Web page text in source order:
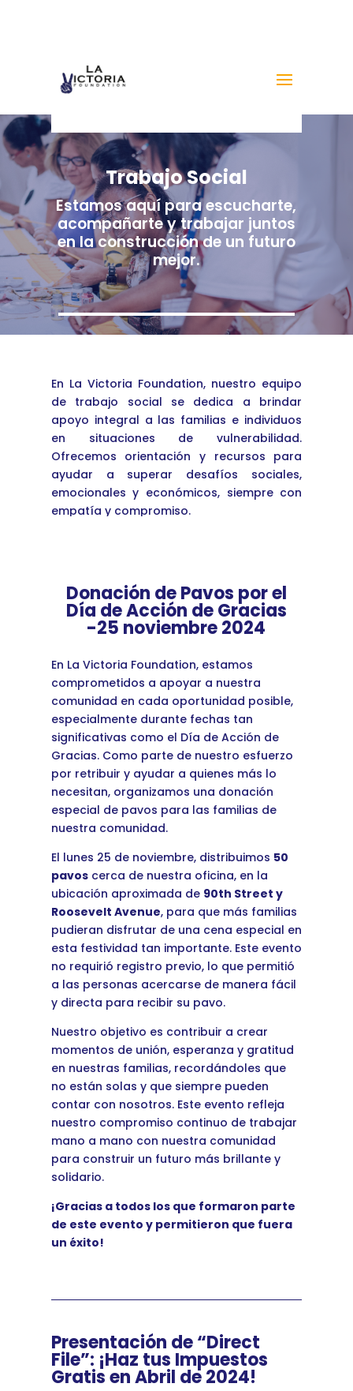
Trabajo Social
Estamos aquí para escucharte,
acompañarte y trabajar juntos
en la construcción de un futuro
mejor.
En La Victoria Foundation, nuestro equipo
de trabajo social se dedica a brindar
apoyo integral a las familias e individuos
en situaciones de vulnerabilidad.
Ofrecemos orientación y recursos para
ayudar a superar desafíos sociales,
emocionales y económicos, siempre con
empatía y compromiso.
Donación de Pavos por el
Día de Acción de Gracias
-25 noviembre 2024
En La Victoria Foundation, estamos
comprometidos a apoyar a nuestra
comunidad en cada oportunidad posible,
especialmente durante fechas tan
significativas como el Día de Acción de
Gracias. Como parte de nuestro esfuerzo
por retribuir y ayudar a quienes más lo
necesitan, organizamos una donación
especial de pavos para las familias de
nuestra comunidad.
El lunes 25 de noviembre, distribuimos 50
pavoscerca de nuestra oficina, en la
ubicación aproximada de 90th Street y
Roosevelt Avenue, para que más familias
pudieran disfrutar de una cena especial en
esta festividad tan importante. Este evento
no requirió registro previo, lo que permitió
a las personas acercarse de manera fácil
y directa para recibir su pavo.
Nuestro objetivo es contribuir a crear
momentos de unión, esperanza y gratitud
en nuestras familias, recordándoles que
no están solas y que siempre pueden
contar con nosotros. Este evento refleja
nuestro compromiso continuo de trabajar
mano a mano con nuestra comunidad
para construir un futuro más brillante y
solidario.
¡Gracias a todos los que formaron parte
de este evento y permitieron que fuera
un éxito!
Presentación de “Direct
File”: ¡Haz tus Impuestos
Gratis en Abril de 2024!